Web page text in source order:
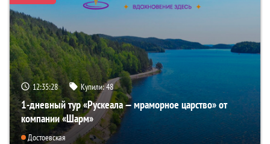
12:35:26 Купили:48
1-дневный тур «Рускеала — мраморное царство» от
компании «Шарм»
Достоевская